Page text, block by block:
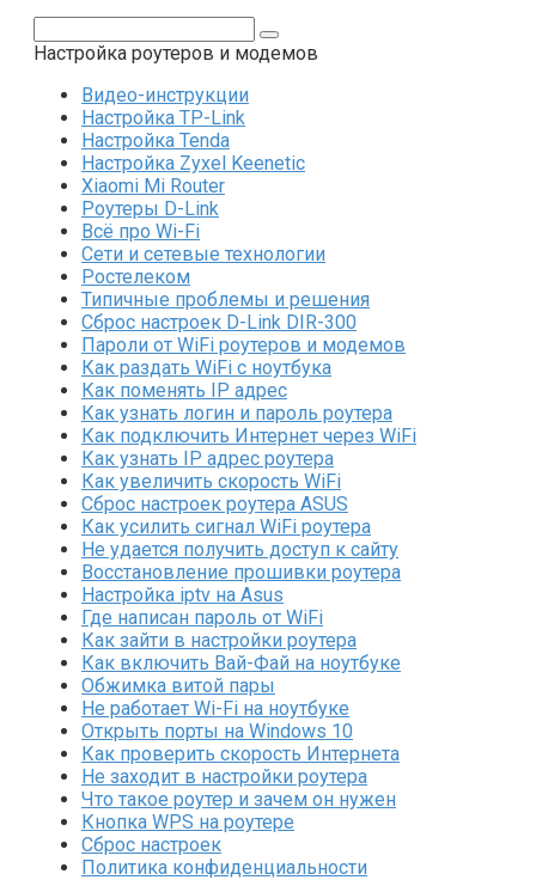
Настройка роутеров и модемов
Видео-инструкции
Настройка TP-Link
Настройка Tenda
Настройка Zyxel Keenetic
Xiaomi Mi Router
Роутеры D-Link
Всё про Wi-Fi
Сети и сетевые технологии
Ростелеком
Типичные проблемы и решения
Сброс настроек D-Link DIR-300
Пароли от WiFi роутеров и модемов
Как раздать WiFi с ноутбука
Как поменять IP адрес
Как узнать логин и пароль роутера
Как подключить Интернет через WiFi
Как узнать IP адрес роутера
Как увеличить скорость WiFi
Сброс настроек роутера ASUS
Как усилить сигнал WiFi роутера
Не удается получить доступ к сайту
Восстановление прошивки роутера
Настройка iptv на Asus
Где написан пароль от WiFi
Как зайти в настройки роутера
Как включить Вай-Фай на ноутбуке
Обжимка витой пары
Не работает Wi-Fi на ноутбуке
Открыть порты на Windows 10
Как проверить скорость Интернета
Не заходит в настройки роутера
Что такое роутер и зачем он нужен
Кнопка WPS на роутере
Сброс настроек
Политика конфиденциальности